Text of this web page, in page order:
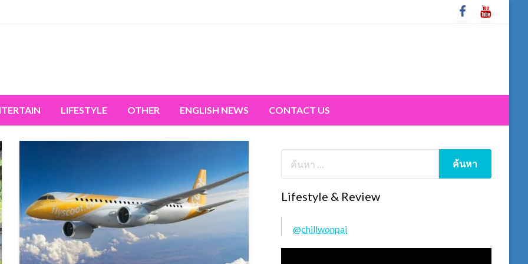
LIFESTYLE OTHER ENGLISH NEWS CONTACT US
Lifestyle & Review
@chillwonpai